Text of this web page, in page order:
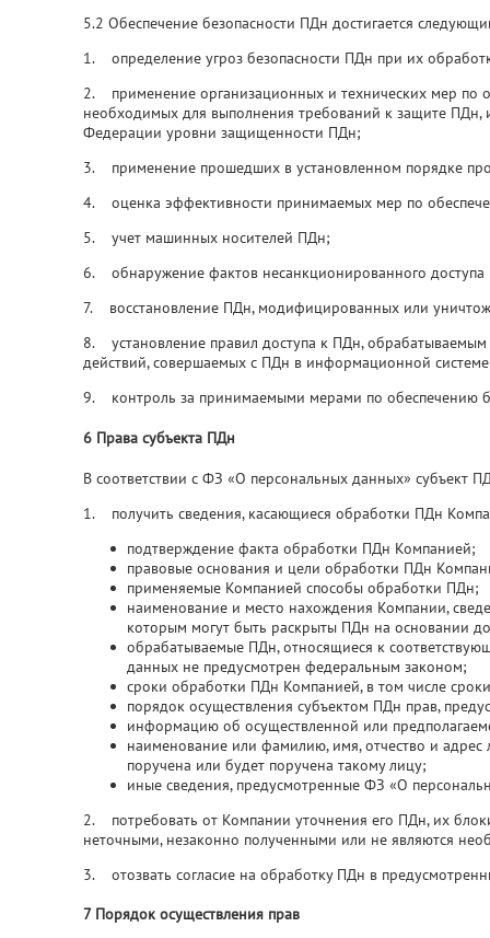
5.2 Обеспечение безопасности ПДн достигается
1. определение угроз безопасности ПДн при их
2. применение организационных и технических мер по
необходимых для выполнения требований к защите ПДн,
Федерации уровни защищенности ПДн;
3. применение прошедших в установленном порядке
4. оценка эффективности принимаемых мер по
5. учет машинных носителей ПДн;
6. обнаружение фактов несанкционированного
7. восстановление ПДн, модифицированных или
8. установление правил доступа к ПДн,
действий, совершаемых с ПДн в информационной
9. контроль за принимаемыми мерами по обеспечению
6 Права субъекта ПДн
В соответствии с ФЗ «О персональных данных» субъект
1. получить сведения, касающиеся обработки ПДн
подтверждение факта обработки ПДн Компанией;
правовые основания и цели обработки ПДн
применяемые Компанией способы обработки ПДн;
наименование и место нахождения Компании,
которым могут быть раскрыты ПДн на основании
обрабатываемые ПДн, относящиеся к
данных не предусмотрен федеральным законом;
сроки обработки ПДн Компанией, в том числе
порядок осуществления субъектом ПДн прав,
информацию об осуществленной или
наименование или фамилию, имя, отчество и
поручена или будет поручена такому лицу;
иные сведения, предусмотренные ФЗ «О
2. потребовать от Компании уточнения его ПДн, их
неточными, незаконно полученными или не являются
3. отозвать согласие на обработку ПДн в
7 Порядок осуществления прав